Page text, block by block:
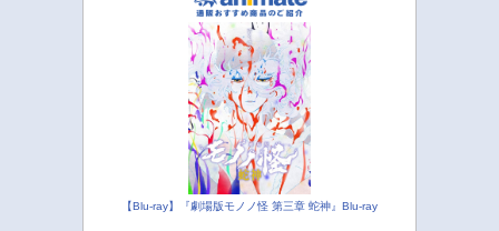
【Blu-ray】『劇場版モノノ怪 第三章 蛇神』Blu-ray